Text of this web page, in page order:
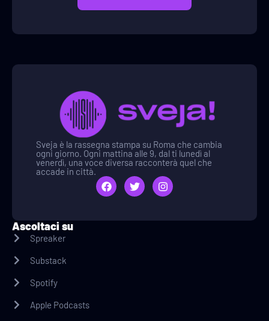
Sveja è la rassegna stampa su Roma che cambia
ogni giorno. Ogni mattina alle 9, dal ti lunedì al
venerdì, una voce diversa racconterà quel che
accade in città.
Ascoltaci su
Spreaker
Substack
Spotify
Apple Podcasts